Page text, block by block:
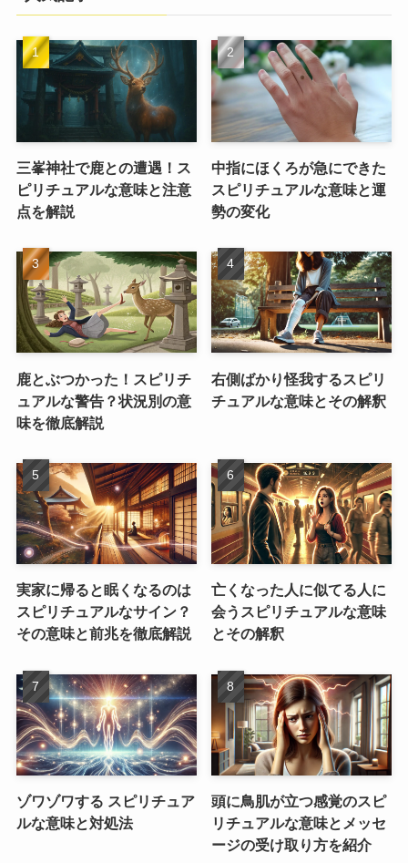
三峯神社で鹿との遭遇！ス
ピリチュアルな意味と注意
点を解説
中指にほくろが急にできた
スピリチュアルな意味と運
勢の変化
鹿とぶつかった！スピリチ
ュアルな警告？状況別の意
味を徹底解説
右側ばかり怪我するスピリ
チュアルな意味とその解釈
実家に帰ると眠くなるのは
スピリチュアルなサイン？
その意味と前兆を徹底解説
亡くなった人に似てる人に
会うスピリチュアルな意味
とその解釈
ゾワゾワする スピリチュア
ルな意味と対処法
頭に鳥肌が立つ感覚のスピ
リチュアルな意味とメッセ
ージの受け取り方を紹介